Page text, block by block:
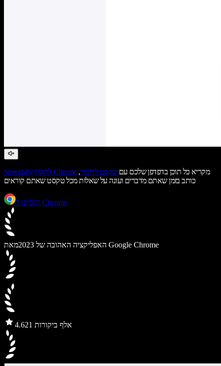
Speechify לתוסף Chrome מקריא כל תוכן בדפדפן שלכם עם טקסט לדיבור,
כותב בזמן שאתם מדברים ועונה על שאלות מכל טקסט שאתם קוראים
הוסיפו ל-Chrome
האפליקציה האהובה של 2023 מאת Google Chrome
4.6 21 אלף ביקורות